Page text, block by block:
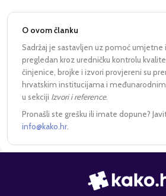
O ovom članku
Sadržaj je sastavljen uz pomoć umjetne
pregledan kroz uredničku kontrolu
činjenice, brojke i izvori provjereni su
hrvatskim institucijama i
u sekciji Izvori i reference.
Pronašli ste grešku ili imate dopune?
info@kako.hr